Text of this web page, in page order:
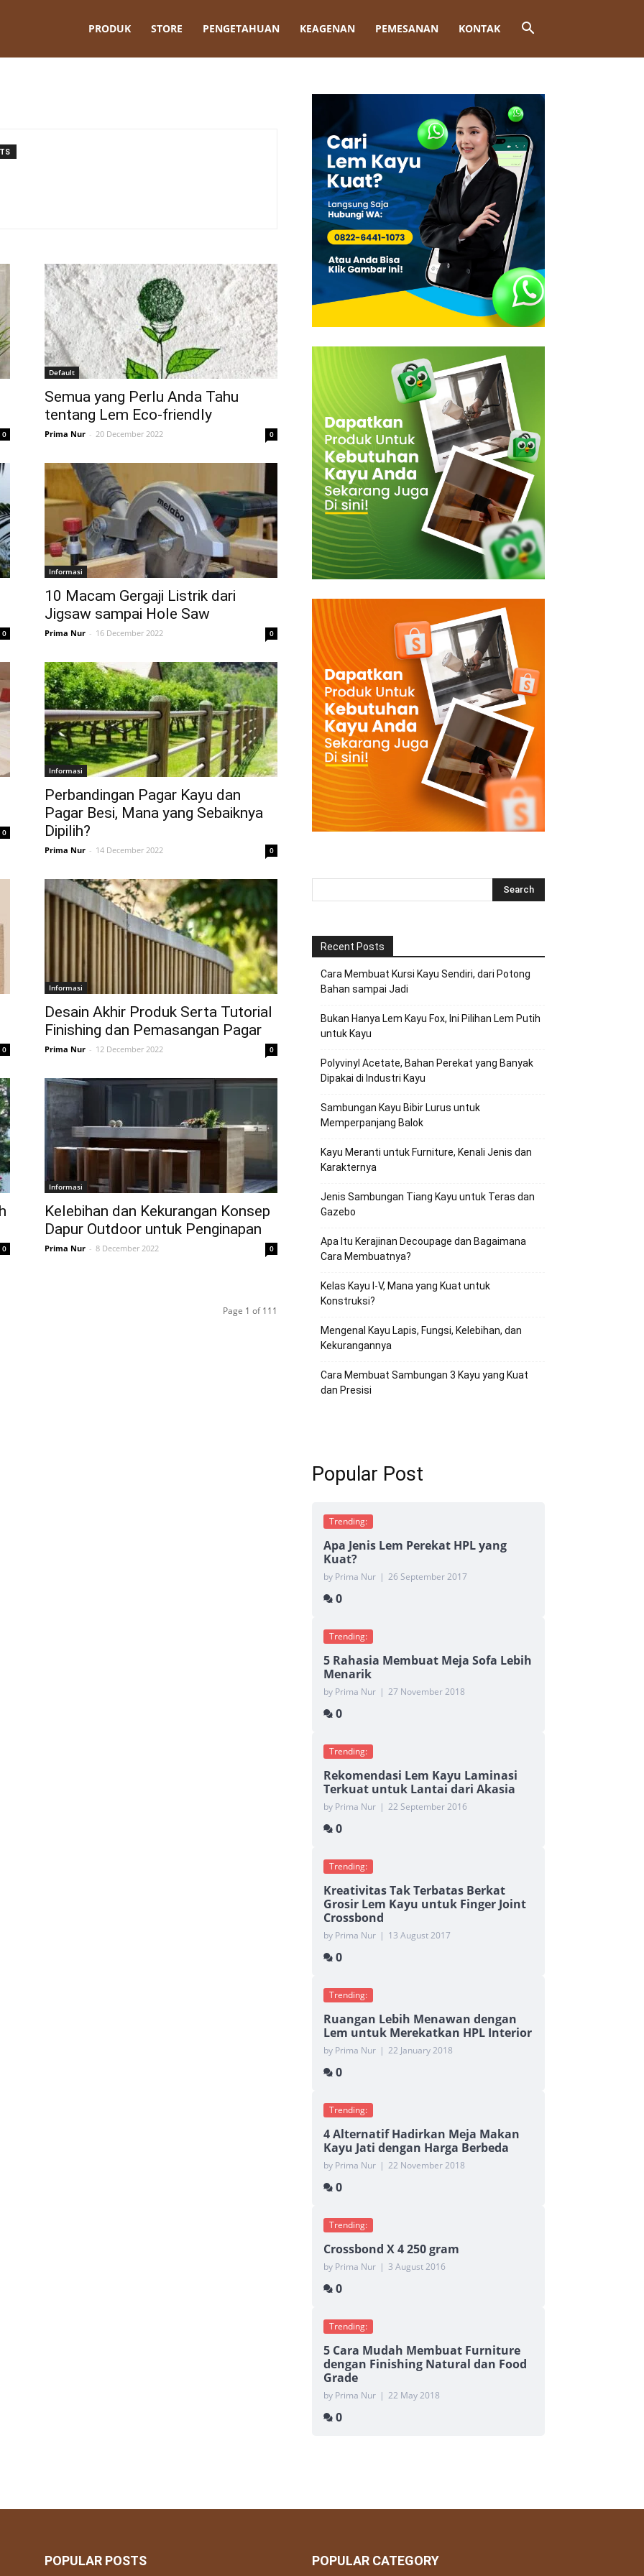
PRODUK STORE PENGETAHUAN KEAGENAN PEMESANAN KONTAK
0
Default
Semua yang Perlu Anda Tahu
tentang Lem Eco-friendly
Prima Nur - 20 December 2022 0
0
Informasi
10 Macam Gergaji Listrik dari
Jigsaw sampai Hole Saw
Prima Nur - 16 December 2022 0
0
Informasi
Perbandingan Pagar Kayu dan
Pagar Besi, Mana yang Sebaiknya
Dipilih?
Prima Nur - 14 December 2022 0
0
Informasi
Desain Akhir Produk Serta Tutorial
Finishing dan Pemasangan Pagar
Prima Nur - 12 December 2022 0
0
Informasi
Kelebihan dan Kekurangan Konsep
Dapur Outdoor untuk Penginapan
Prima Nur - 8 December 2022 0
Page 1 of 111
Recent Posts
Cara Membuat Kursi Kayu Sendiri, dari Potong
Bahan sampai Jadi
Bukan Hanya Lem Kayu Fox, Ini Pilihan Lem Putih
untuk Kayu
Polyvinyl Acetate, Bahan Perekat yang Banyak
Dipakai di Industri Kayu
Sambungan Kayu Bibir Lurus untuk
Memperpanjang Balok
Kayu Meranti untuk Furniture, Kenali Jenis dan
Karakternya
Jenis Sambungan Tiang Kayu untuk Teras dan
Gazebo
Apa Itu Kerajinan Decoupage dan Bagaimana
Cara Membuatnya?
Kelas Kayu I-V, Mana yang Kuat untuk
Konstruksi?
Mengenal Kayu Lapis, Fungsi, Kelebihan, dan
Kekurangannya
Cara Membuat Sambungan 3 Kayu yang Kuat
dan Presisi
Popular Post
Trending:
Apa Jenis Lem Perekat HPL yang
Kuat?
by Prima Nur | 26 September 2017
0
Trending:
5 Rahasia Membuat Meja Sofa Lebih
Menarik
by Prima Nur | 27 November 2018
0
Trending:
Rekomendasi Lem Kayu Laminasi
Terkuat untuk Lantai dari Akasia
by Prima Nur | 22 September 2016
0
Trending:
Kreativitas Tak Terbatas Berkat
Grosir Lem Kayu untuk Finger Joint
Crossbond
by Prima Nur | 13 August 2017
0
Trending:
Ruangan Lebih Menawan dengan
Lem untuk Merekatkan HPL Interior
by Prima Nur | 22 January 2018
0
Trending:
4 Alternatif Hadirkan Meja Makan
Kayu Jati dengan Harga Berbeda
by Prima Nur | 22 November 2018
0
Trending:
Crossbond X 4 250 gram
by Prima Nur | 3 August 2016
0
Trending:
5 Cara Mudah Membuat Furniture
dengan Finishing Natural dan Food
Grade
by Prima Nur | 22 May 2018
0
POPULAR POSTS POPULAR CATEGORY